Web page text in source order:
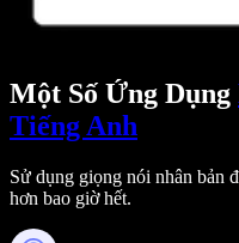
Một Số Ứng Dụng
Tiếng Anh
Sử dụng giọng nói nhân bản
hơn bao giờ hết.